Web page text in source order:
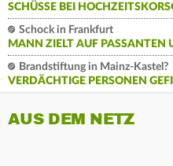
SCHÜSSE BEI
Schock in Frankfurt
MANN ZIELT AUF PASSANTEN
Brandstiftung in Mainz-Kastel?
VERDÄCHTIGE PERSONEN
AUS DEM NETZ